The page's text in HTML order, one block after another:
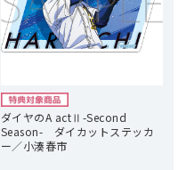
ダイヤのA actⅡ-Second
Season- ダイカットステッカ
ー／小湊春市